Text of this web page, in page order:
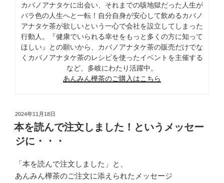
カバノアナタケに出会い、それまでの咳地獄だった人生が
バラ色の人生へと一転！自分自身が安心して飲めるカバノ
アナタケ茶が欲しいという一心で会社を設立してしまった
行動人。『健康でいられる幸せをもっと多くの方に知って
ほしい』との願いから、カバノアナタケ茶の販売だけでな
くカバノアナタケ茶のレシピを使ったイベントを主催する
など、多岐にわたり活躍中。
あんみん樺茶のご購入はこちら
投
稿
日:
2024年11月18日
本を読んで注文しました！というメッセー
ジに・・・
「本を読んで注文しました」と、
あんみん樺茶のご注文に添えられたメッセージ